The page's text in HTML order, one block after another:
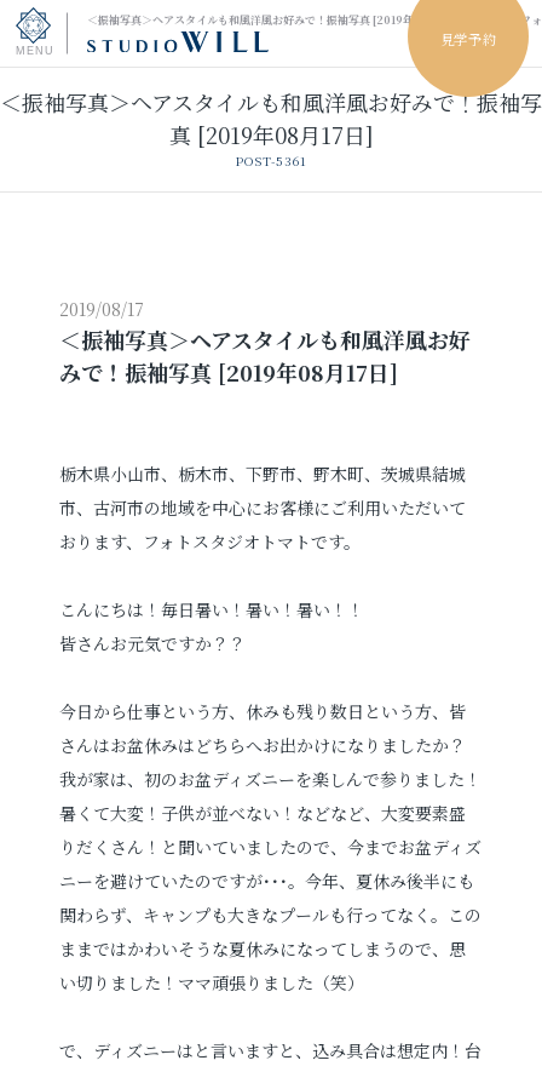
＜振袖写真＞ヘアスタイルも和風洋風お好みで！振袖写真 [2019年08月17日]｜小山市のフ
見学予約
トップページ
ウェディングフォト
振袖レンタル 卒業袴レンタル
その他の撮影
証明写真
見学予約
撮影予約
＜振袖写真＞ヘアスタイルも和風洋風お好みで！振袖写
真 [2019年08月17日]
POST-5361
2019/08/17
＜振袖写真＞ヘアスタイルも和風洋風お好
みで！振袖写真 [2019年08月17日]
栃木県小山市、栃木市、下野市、野木町、茨城県結城
市、古河市の地域を中心にお客様にご利用いただいて
おります、フォトスタジオトマトです。
こんにちは！毎日暑い！暑い！暑い！！
皆さんお元気ですか？？
今日から仕事という方、休みも残り数日という方、皆
さんはお盆休みはどちらへお出かけになりましたか？
我が家は、初のお盆ディズニーを楽しんで参りました！
暑くて大変！子供が並べない！などなど、大変要素盛
りだくさん！と聞いていましたので、今までお盆ディズ
ニーを避けていたのですが･･･。今年、夏休み後半にも
関わらず、キャンプも大きなプールも行ってなく。この
ままではかわいそうな夏休みになってしまうので、思
い切りました！ママ頑張りました（笑）
で、ディズニーはと言いますと、込み具合は想定内！台